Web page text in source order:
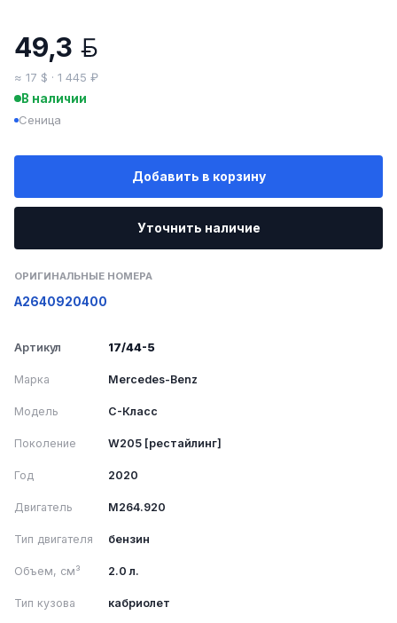
49,3
≈ 17 $ · 1 445 ₽
В наличии
Сеница
Добавить в корзину
Уточнить наличие
ОРИГИНАЛЬНЫЕ НОМЕРА
A2640920400
Артикул 17/44-5
Марка Mercedes-Benz
Модель C-Класс
Поколение W205 [рестайлинг]
Год 2020
Двигатель M264.920
Тип двигателя бензин
Объем, см³ 2.0 л.
Тип кузова кабриолет